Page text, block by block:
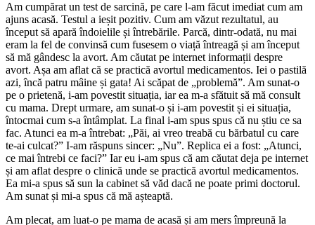
Am cumpărat un test de sarcină, pe care l-am făcut imediat cum am
ajuns acasă. Testul a ieșit pozitiv. Cum am văzut rezultatul, au
început să apară îndoielile și întrebările. Parcă, dintr-odată, nu mai
eram la fel de convinsă cum fusesem o viață întreagă și am început
să mă gândesc la avort. Am căutat pe internet informații despre
avort. Așa am aflat că se practică avortul medicamentos. Iei o pastilă
azi, încă patru mâine și gata! Ai scăpat de „problemă”. Am sunat-o
pe o prietenă, i-am povestit situația, iar ea m-a sfătuit să mă consult
cu mama. Drept urmare, am sunat-o și i-am povestit și ei situația,
întocmai cum s-a întâmplat. La final i-am spus spus că nu știu ce sa
fac. Atunci ea m-a întrebat: „Păi, ai vreo treabă cu bărbatul cu care
te-ai culcat?” I-am răspuns sincer: „Nu”. Replica ei a fost: „Atunci,
ce mai întrebi ce faci?” Iar eu i-am spus că am căutat deja pe internet
și am aflat despre o clinică unde se practică avortul medicamentos.
Ea mi-a spus să sun la cabinet să văd dacă ne poate primi doctorul.
Am sunat și mi-a spus că mă așteaptă.
Am plecat, am luat-o pe mama de acasă și am mers împreună la